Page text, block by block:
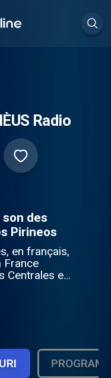
Radio
son des
Pirineos
en français,
France
de
- Haute
54256312
PROGRAM